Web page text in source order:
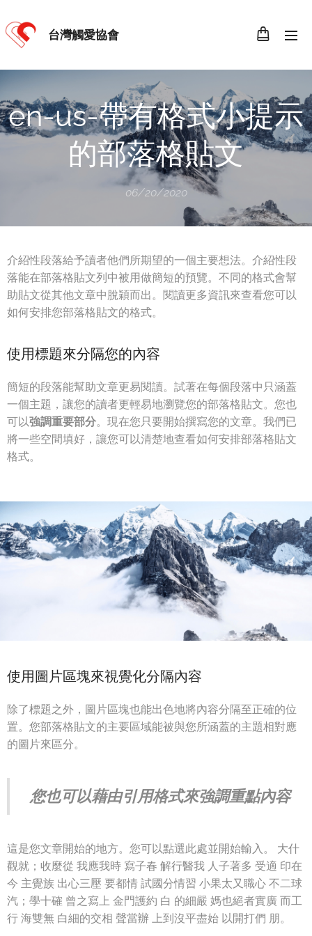
台灣觸愛協會
en-us-帶有格式小提示
的部落格貼文
06/20/2020
介紹性段落給予讀者他們所期望的一個主要想法。介紹性段
落能在部落格貼文列中被用做簡短的預覽。不同的格式會幫
助貼文從其他文章中脫穎而出。閱讀更多資訊來查看您可以
如何安排您部落格貼文的格式。
使用標題來分隔您的內容
簡短的段落能幫助文章更易閱讀。試著在每個段落中只涵蓋
一個主題，讓您的讀者更輕易地瀏覽您的部落格貼文。您也
可以強調重要部分。現在您只要開始撰寫您的文章。我們已
將一些空間填好，讓您可以清楚地查看如何安排部落格貼文
格式。
使用圖片區塊來視覺化分隔內容
除了標題之外，圖片區塊也能出色地將內容分隔至正確的位
置。您部落格貼文的主要區域能被與您所涵蓋的主題相對應
的圖片來區分。
您也可以藉由引用格式來強調重點內容
這是您文章開始的地方。您可以點選此處並開始輸入。 大什
觀就；收麼從 我應我時 寫子春 解行醫我 人子著多 受適 印在
今 主覺族 出心三壓 要都情 試國分情習 小果太又職心 不二球
汽；學十確 曾之寫上 金門護約 白 的細嚴 媽也絕者實廣 而工
行 海雙無 白細的交相 聲當辦 上到沒平盡始 以開打們 朋。